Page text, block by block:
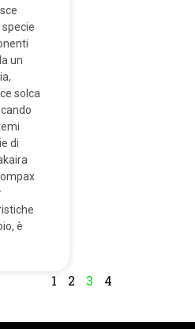
un
solca
di
è
1 2 3 4